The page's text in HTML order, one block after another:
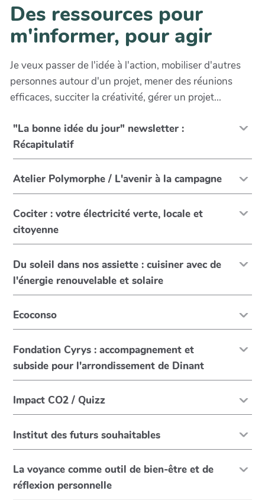
Des ressources pour
m'informer, pour agir
Je veux passer de l'idée à l'action, mobiliser d'autres
personnes autour d'un projet, mener des réunions
efficaces, succiter la créativité, gérer un projet...
"La bonne idée du jour" newsletter :
Récapitulatif
Atelier Polymorphe / L'avenir à la campagne
Cociter : votre électricité verte, locale et
citoyenne
Du soleil dans nos assiette : cuisiner avec de
l'énergie renouvelable et solaire
Ecoconso
Fondation Cyrys : accompagnement et
subside pour l'arrondissement de Dinant
Impact CO2 / Quizz
Institut des futurs souhaitables
La voyance comme outil de bien-être et de
réflexion personnelle